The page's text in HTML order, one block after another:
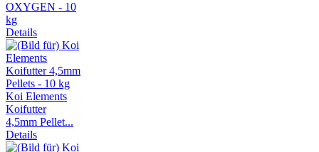
OXYGEN - 10
kg
Details
Koi Elements
Koifutter
4,5mm Pellet...
Details